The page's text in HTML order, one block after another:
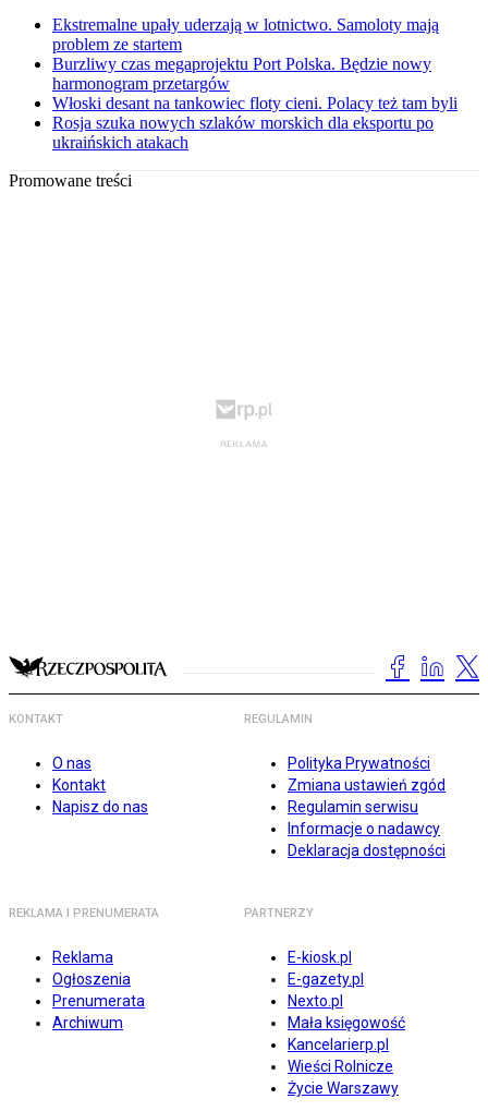
Ekstremalne upały uderzają w lotnictwo. Samoloty mają
problem ze startem
Burzliwy czas megaprojektu Port Polska. Będzie nowy
harmonogram przetargów
Włoski desant na tankowiec floty cieni. Polacy też tam byli
Rosja szuka nowych szlaków morskich dla eksportu po
ukraińskich atakach
Promowane treści
KONTAKT
O nas
Kontakt
Napisz do nas
REGULAMIN
Polityka Prywatności
Zmiana ustawień zgód
Regulamin serwisu
Informacje o nadawcy
Deklaracja dostępności
REKLAMA I PRENUMERATA
Reklama
Ogłoszenia
Prenumerata
Archiwum
PARTNERZY
E-kiosk.pl
E-gazety.pl
Nexto.pl
Mała księgowość
Kancelarierp.pl
Wieści Rolnicze
Życie Warszawy